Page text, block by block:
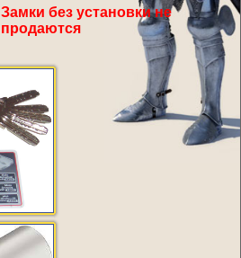
Замки без установки не
продаются